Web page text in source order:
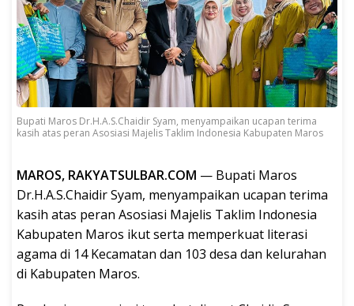
Bupati Maros Dr.H.A.S.Chaidir Syam, menyampaikan ucapan terima
kasih atas peran Asosiasi Majelis Taklim Indonesia Kabupaten Maros
MAROS, RAKYATSULBAR.COM — Bupati Maros
Dr.H.A.S.Chaidir Syam, menyampaikan ucapan terima
kasih atas peran Asosiasi Majelis Taklim Indonesia
Kabupaten Maros ikut serta memperkuat literasi
agama di 14 Kecamatan dan 103 desa dan kelurahan
di Kabupaten Maros.